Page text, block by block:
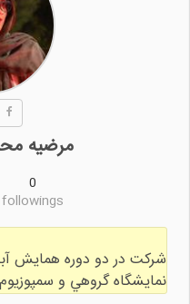
مرضیه
0
followings
شركت در دو دوره همايش
نمايشگاه گروهي و سمپوزيوم